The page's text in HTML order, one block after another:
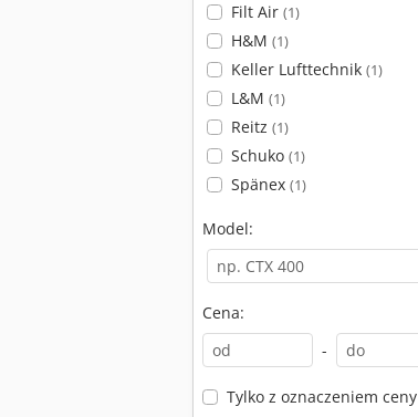
Filt Air (1)
H&M (1)
Keller Lufttechnik (1)
L&M (1)
Reitz (1)
Schuko (1)
Spänex (1)
Model:
Cena:
-
Tylko z oznaczeniem ceny